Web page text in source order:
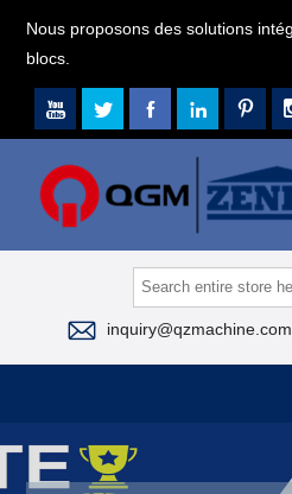
Nous proposons des solutions
blocs.
    
 inquiry@qzmachine.com